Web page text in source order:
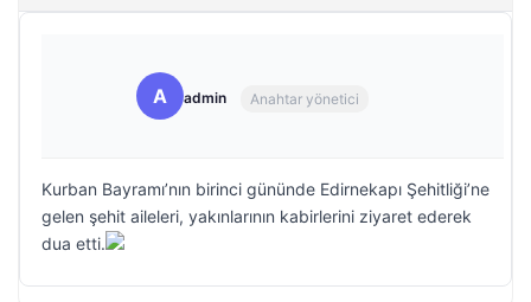
A admin Anahtar yönetici
Kurban Bayramı’nın birinci gününde Edirnekapı Şehitliği’ne
gelen şehit aileleri, yakınlarının kabirlerini ziyaret ederek
dua etti.